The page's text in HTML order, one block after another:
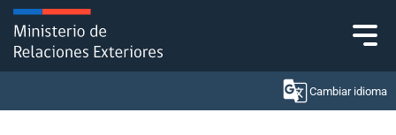
Click acá para ir directamente al contenido
Cambiar idioma